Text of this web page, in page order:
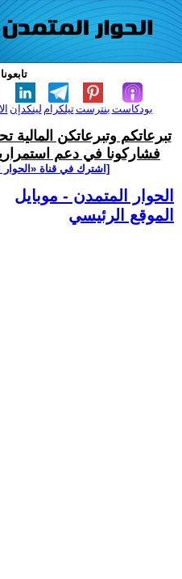
لينكدإن تيلكرامبنترست بودكاست
تبرعاتكم وتبرعاتكن المالية
فشاركونا في دعم
[اشترك في قناة ‫«الحوار
الحوار المتمدن - موبايل
الموقع الرئيسي